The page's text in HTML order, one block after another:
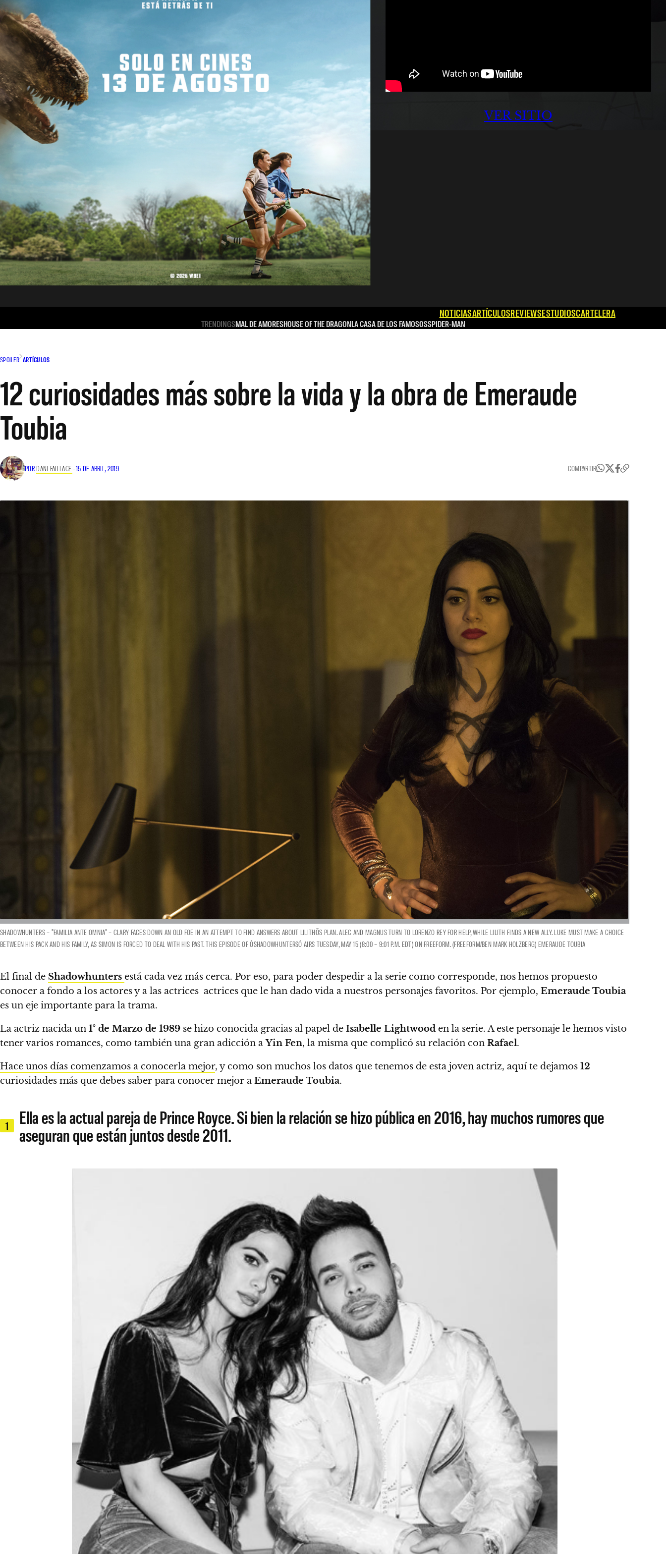
VER SITIO
NOTICIASARTÍCULOSREVIEWSESTUDIOSCARTELERA
TRENDINGSMAL DE AMORESHOUSE OF THE DRAGONLA CASA DE LOS FAMOSOSSPIDER-MAN
SPOILER ARTÍCULOS
12 curiosidades más sobre la vida y la obra de Emeraude
Toubia
POR DANI FAILLACE–15 DE ABRIL, 2019 COMPARTIR
SHADOWHUNTERS – "FAMILIA ANTE OMNIA" – CLARY FACES DOWN AN OLD FOE IN AN ATTEMPT TO FIND ANSWERS ABOUT LILITHÕS PLAN. ALEC AND MAGNUS TURN TO LORENZO REY FOR HELP, WHILE LILITH FINDS A NEW ALLY. LUKE MUST MAKE A CHOICE
BETWEEN HIS PACK AND HIS FAMILY, AS SIMON IS FORCED TO DEAL WITH HIS PAST. THIS EPISODE OF ÒSHADOWHUNTERSÓ AIRS TUESDAY, MAY 15 (8:00 – 9:01 P.M. EDT) ON FREEFORM. (FREEFORM/BEN MARK HOLZBERG) EMERAUDE TOUBIA
El final de Shadowhunters está cada vez más cerca. Por eso, para poder despedir a la serie como corresponde, nos hemos propuesto
conocer a fondo a los actores y a las actrices actrices que le han dado vida a nuestros personajes favoritos. Por ejemplo, Emeraude Toubia
es un eje importante para la trama.
La actriz nacida un 1° de Marzo de 1989 se hizo conocida gracias al papel de Isabelle Lightwood en la serie. A este personaje le hemos visto
tener varios romances, como también una gran adicción aYin Fen, la misma que complicó su relación con Rafael.
Hace unos días comenzamos a conocerla mejor, y como son muchos los datos que tenemos de esta joven actriz, aquí te dejamos 12
curiosidades más que debes saber para conocer mejor a Emeraude Toubia.
1
Ella es la actual pareja de Prince Royce. Si bien la relación se hizo pública en 2016, hay muchos rumores que
aseguran que están juntos desde 2011.